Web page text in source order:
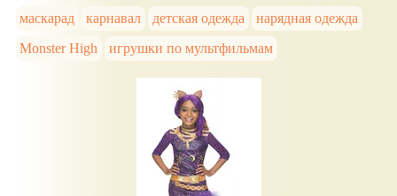
маскарад карнавал детская одежда
нарядная одежда
Monster High
игрушки по мультфильмам